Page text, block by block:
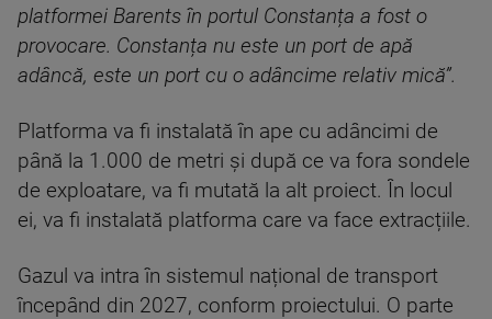
platformei Barents în portul Constanța a fost o
provocare. Constanța nu este un port de apă
adâncă, este un port cu o adâncime relativ mică”.
Platforma va fi instalată în ape cu adâncimi de
până la 1.000 de metri și după ce va fora sondele
de exploatare, va fi mutată la alt proiect. În locul
ei, va fi instalată platforma care va face extracțiile.
Gazul va intra în sistemul național de transport
începând din 2027, conform proiectului. O parte